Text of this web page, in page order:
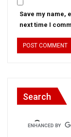
Save my name,
next time I
Search